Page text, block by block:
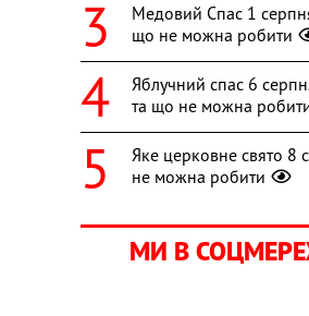
Медовий Спас 1
що не можна робити
Яблучний спас 6
та що не можна
Яке церковне свято 8
не можна робити
МИ В